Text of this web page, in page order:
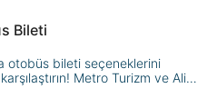
Bileti
otobüs bileti seçeneklerini
Metro Turizm ve Ali